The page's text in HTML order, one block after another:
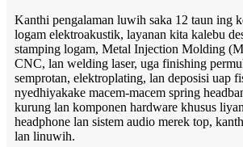
Kanthi pengalaman luwih saka 12 taun ing
logam elektroakustik, layanan kita kalebu
stamping logam, Metal Injection Molding
CNC, lan welding laser, uga finishing
semprotan, elektroplating, lan deposisi uap
nyedhiyakake macem-macem spring
kurung lan komponen hardware khusus
headphone lan sistem audio merek top,
lan linuwih.